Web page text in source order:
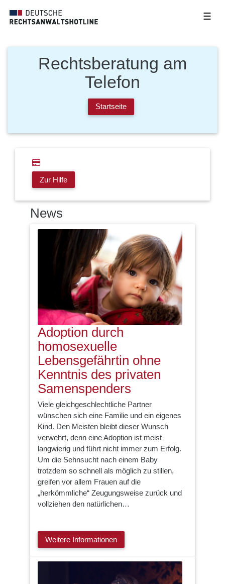
☰
Rechtsberatung am
Telefon
Startseite
Zur Hilfe
News
Adoption durch
homosexuelle
Lebensgefährtin ohne
Kenntnis des privaten
Samenspenders
Viele gleichgeschlechtliche Partner
wünschen sich eine Familie und ein eigenes
Kind. Den Meisten bleibt dieser Wunsch
verwehrt, denn eine Adoption ist meist
langwierig und führt nicht immer zum Erfolg.
Um die Sehnsucht nach einem Baby
trotzdem so schnell als möglich zu stillen,
greifen vor allem Frauen auf die
„herkömmliche“ Zeugungsweise zurück und
vollziehen den natürlichen…
Weitere Informationen